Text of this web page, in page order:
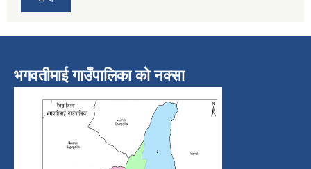
भगवतीमाई गाउँपालिका को नक्सा